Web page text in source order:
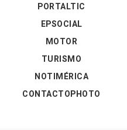
PORTALTIC
EPSOCIAL
MOTOR
TURISMO
NOTIMÉRICA
CONTACTOPHOTO